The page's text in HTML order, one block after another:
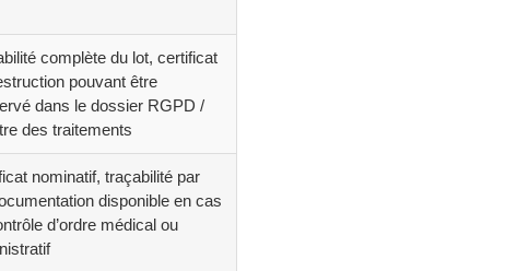
complète du lot, certificat
pouvant être
dans le dossier RGPD /
des traitements
nominatif, traçabilité par
disponible en cas
d’ordre médical ou